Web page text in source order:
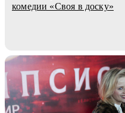
комедии «Своя в доску»